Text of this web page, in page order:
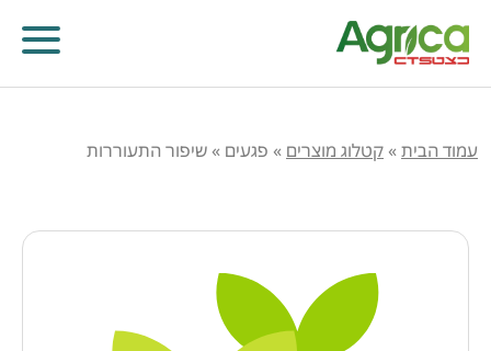
עמוד הבית»קטלוג מוצרים » פגעים »שיפור התעוררות